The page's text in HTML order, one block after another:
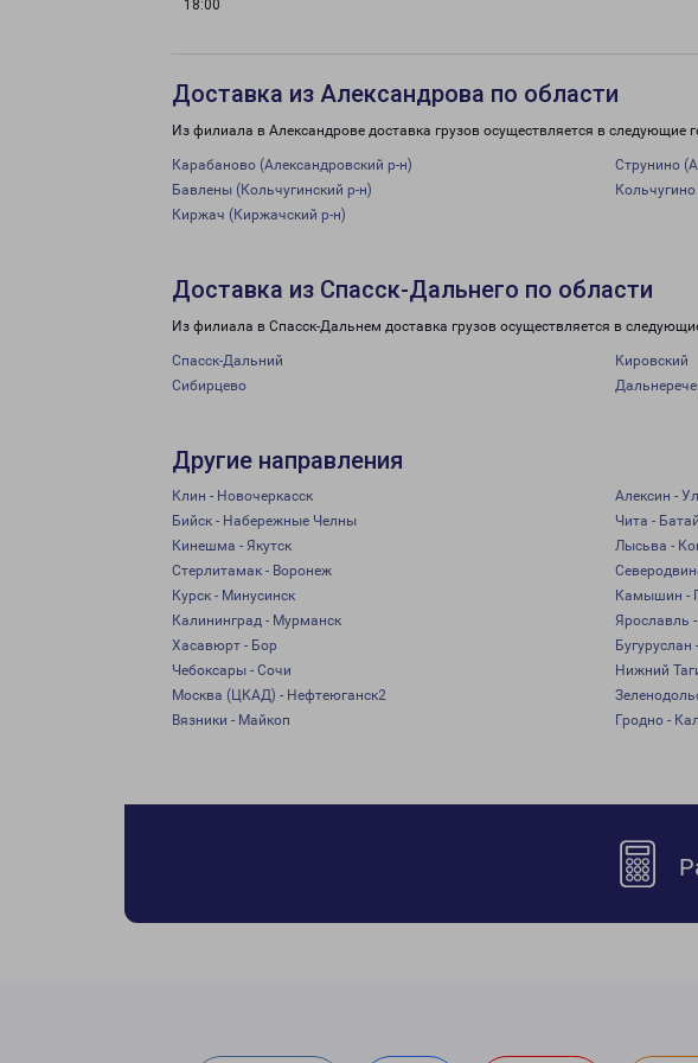
18:00
Доставка из Александрова по области
Из филиала в Александрове доставка грузов осуществляется в следующие
Карабаново (Александровский р-н) Струнино
Бавлены (Кольчугинский р-н)
Киржач (Киржачский р-н)
Доставка из Спасск-Дальнего по области
Из филиала в Спасск-Дальнем доставка грузов осуществляется в
Спасск-Дальний Кировский
Сибирцево
Другие направления
Клин - Новочеркасск Алексин -
Бийск - Набережные Челны
Чита -
Кинешма - Якутск
Лысьва -
Стерлитамак - Воронеж
Курск - Минусинск
Камышин -
Калининград - Мурманск
Ярославль
Хасавюрт - Бор
Бугуруслан
Чебоксары - Сочи
Нижний
Москва (ЦКАД) - Нефтеюганск2
Вязники - Майкоп
Гродно -